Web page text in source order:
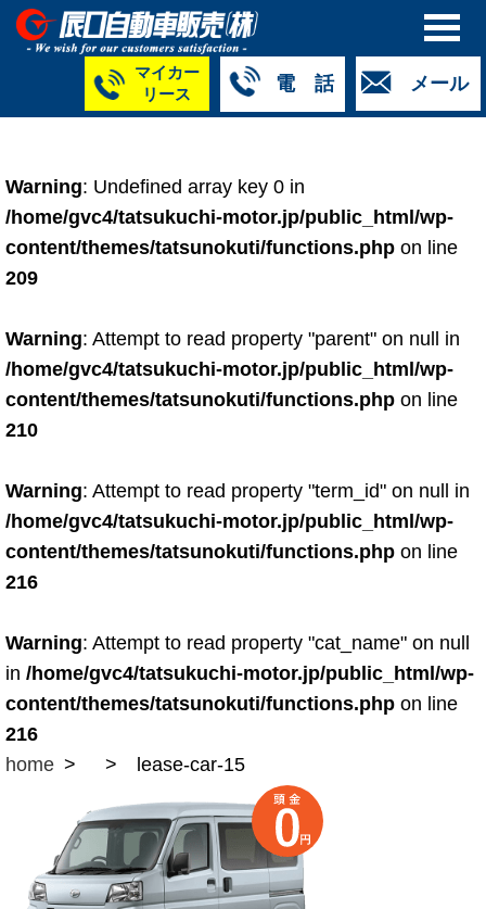
メール
電 話
4427
050-5268-
8009
2318
0024
2424
4430
マイカー
リース
Warning: Undefined array key 0 in
/home/gvc4/tatsukuchi-motor.jp/public_html/wp-
content/themes/tatsunokuti/functions.php on line
209
Warning: Attempt to read property "parent" on null in
/home/gvc4/tatsukuchi-motor.jp/public_html/wp-
content/themes/tatsunokuti/functions.php on line
210
Warning: Attempt to read property "term_id" on null in
/home/gvc4/tatsukuchi-motor.jp/public_html/wp-
content/themes/tatsunokuti/functions.php on line
216
Warning: Attempt to read property "cat_name" on null
in /home/gvc4/tatsukuchi-motor.jp/public_html/wp-
content/themes/tatsunokuti/functions.php on line
216
home
lease-car-15